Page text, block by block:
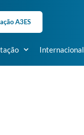
A3ES
Internacional